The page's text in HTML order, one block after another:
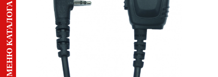
МЕНЮ КАТАЛОГА